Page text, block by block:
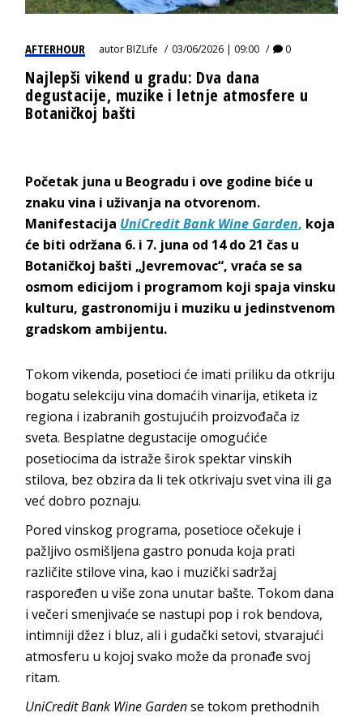
AFTERHOUR autorBIZLife 03/06/2026 | 09:00 0
Najlepši vikend u gradu: Dva dana
degustacije, muzike i letnje atmosfere u
Botaničkoj bašti
Početak juna u Beogradu i ove godine biće u
znaku vina i uživanja na otvorenom.
Manifestacija UniCredit Bank Wine Garden, koja
će biti održana 6. i 7. juna od 14 do 21 čas u
Botaničkoj bašti „Jevremovac“, vraća se sa
osmom edicijom i programom koji spaja vinsku
kulturu, gastronomiju i muziku u jedinstvenom
gradskom ambijentu.
Tokom vikenda, posetioci će imati priliku da otkriju
bogatu selekciju vina domaćih vinarija, etiketa iz
regiona i izabranih gostujućih proizvođača iz
sveta. Besplatne degustacije omogućiće
posetiocima da istraže širok spektar vinskih
stilova, bez obzira da li tek otkrivaju svet vina ili ga
već dobro poznaju.
Pored vinskog programa, posetioce očekuje i
pažljivo osmišljena gastro ponuda koja prati
različite stilove vina, kao i muzički sadržaj
raspoređen u više zona unutar bašte. Tokom dana
i večeri smenjivaće se nastupi pop i rok bendova,
intimniji džez i bluz, ali i gudački setovi, stvarajući
atmosferu u kojoj svako može da pronađe svoj
ritam.
UniCredit Bank Wine Gardense tokom prethodnih